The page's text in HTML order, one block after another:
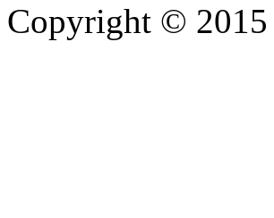
Copyright ©